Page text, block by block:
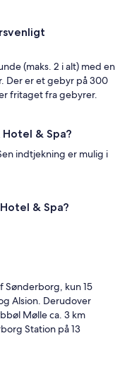
(maks. 2 i alt) med en
Der er et gebyr på 300
fritaget fra gebyrer.
& Spa?
indtjekning er mulig i
& Spa?
Sønderborg, kun 15
Alsion. Derudover
Mølle ca. 3 km
Station på 13